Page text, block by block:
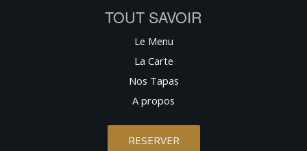
TOUT SAVOIR
Le Menu
La Carte
Nos Tapas
A propos
RESERVER